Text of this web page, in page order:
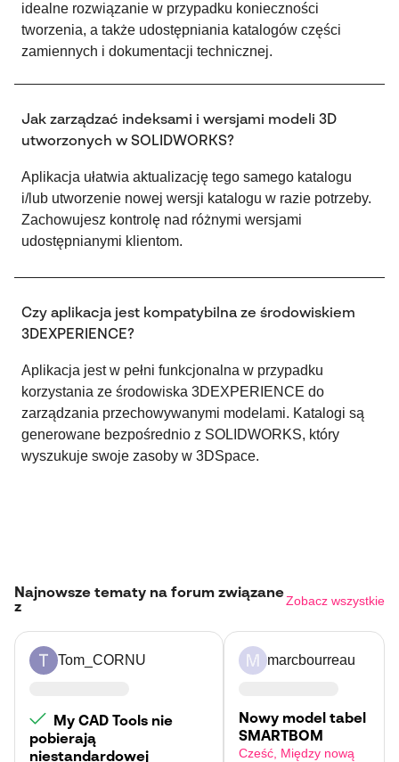
idealne rozwiązanie w przypadku konieczności
tworzenia, a także udostępniania katalogów części
zamiennych i dokumentacji technicznej.
Jak zarządzać indeksami i wersjami modeli 3D
utworzonych w SOLIDWORKS?
Aplikacja ułatwia aktualizację tego samego katalogu
i/lub utworzenie nowej wersji katalogu w razie potrzeby.
Zachowujesz kontrolę nad różnymi wersjami
udostępnianymi klientom.
Czy aplikacja jest kompatybilna ze środowiskiem
3DEXPERIENCE?
Aplikacja jest w pełni funkcjonalna w przypadku
korzystania ze środowiska 3DEXPERIENCE do
zarządzania przechowywanymi modelami. Katalogi są
generowane bezpośrednio z SOLIDWORKS, który
wyszukuje swoje zasoby w 3DSpace.
Najnowsze tematy na forum związane
z
Zobacz wszystkie
Tom_CORNU
My CAD Tools nie
pobierają
niestandardowej
marcbourreau
Nowy model tabel
SMARTBOM
Cześć, Między nową